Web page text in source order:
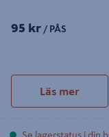
95 kr / PÅS
Läs mer